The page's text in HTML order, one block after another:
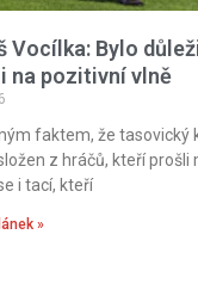
Vocílka: Bylo
na pozitivní vlně
faktem, že tasovický
z hráčů, kteří prošli
i tací, kteří
»